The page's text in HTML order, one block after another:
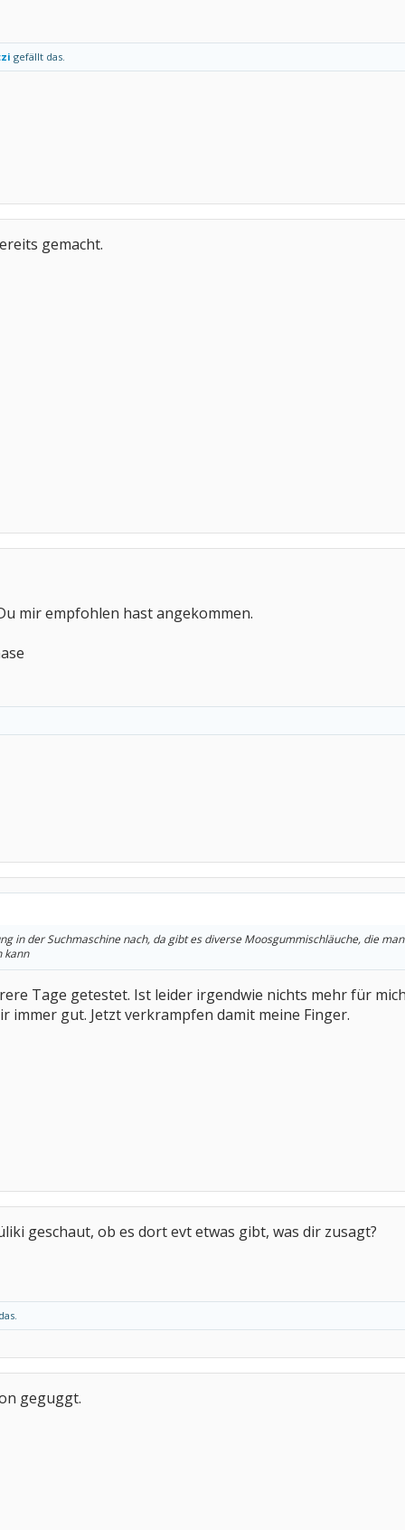
gefällt das.
gemacht.
mir empfohlen hast angekommen.
in der Suchmaschine nach, da gibt es diverse Moosgummischläuche, die
kann
Tage getestet. Ist leider irgendwie nichts mehr für
immer gut. Jetzt verkrampfen damit meine Finger.
geschaut, ob es dort evt etwas gibt, was dir zusagt?
geguggt.